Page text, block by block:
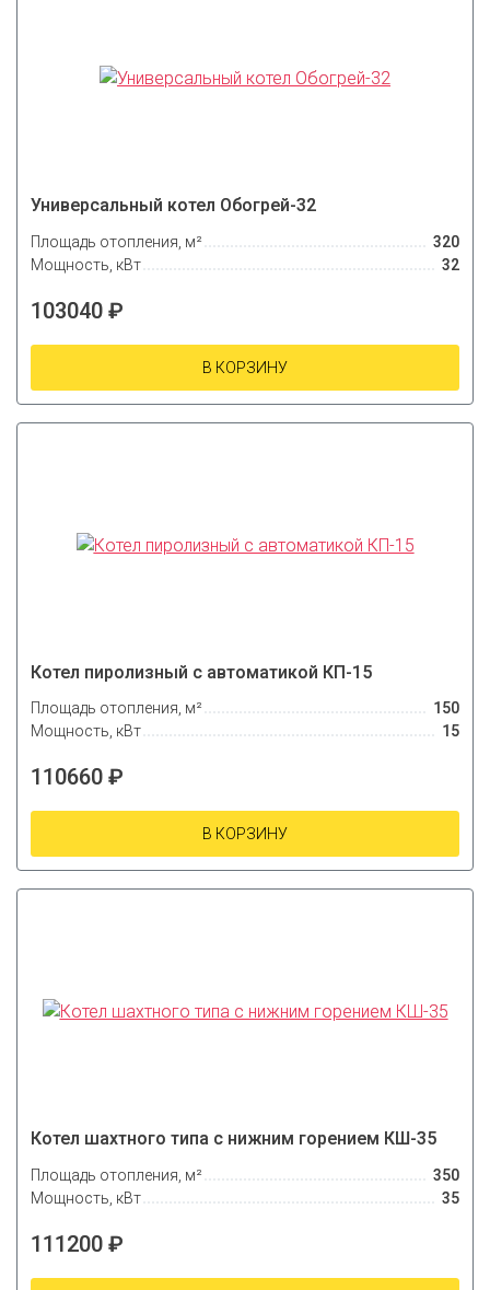
Универсальный котел Обогрей-32
Площадь отопления, м²
320
Мощность, кВт
32
103040 ₽
В КОРЗИНУ
Котел пиролизный с автоматикой КП-15
Площадь отопления, м²
150
Мощность, кВт
15
110660 ₽
В КОРЗИНУ
Котел шахтного типа с нижним горением КШ-35
Площадь отопления, м²
350
Мощность, кВт
35
111200 ₽